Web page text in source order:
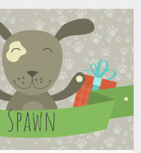
Spawn